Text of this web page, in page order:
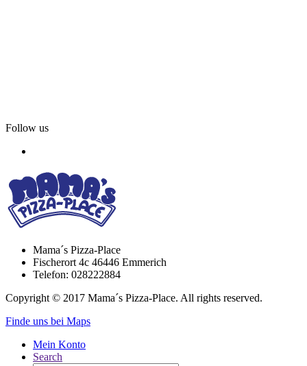
Follow us
Mama´s Pizza-Place
Fischerort 4c 46446 Emmerich
Telefon: 028222884
Copyright © 2017 Mama´s Pizza-Place. All rights reserved.
Finde uns bei Maps
Mein Konto
Search